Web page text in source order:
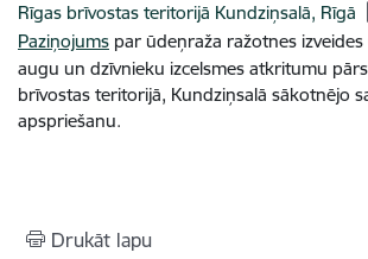
Rīgas brīvostas teritorijā Kundziņsalā, Rīgā
Paziņojums par ūdeņraža ražotnes
augu un dzīvnieku izcelsmes atkritumu
brīvostas teritorijā, Kundziņsalā sākotnējo
apspriešanu.
Drukāt lapu